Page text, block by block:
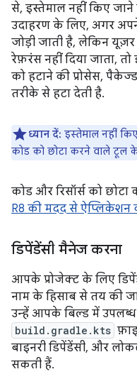
से, इस्तेमाल नहीं किए
उदाहरण के लिए, अगर अपने
जोड़ी जाती है, लेकिन
रेफ़रंस नहीं दिया जाता, तो
को हटाने की प्रोसेस,
तरीके से हटा देती है.
ध्यान दें: इस्तेमाल नहीं
कोड को छोटा करने वाले टूल
कोड और रिसॉर्स को
R8 की मदद से ऐप्लिकेशन
डिपेंडेंसी मैनेज करना
आपके प्रोजेक्ट के लिए
नाम के हिसाब से तय की
उन्हें आपके बिल्ड में उपलब्ध
build.gradle.kts
बाइनरी डिपेंडेंसी, और
सकती हैं.